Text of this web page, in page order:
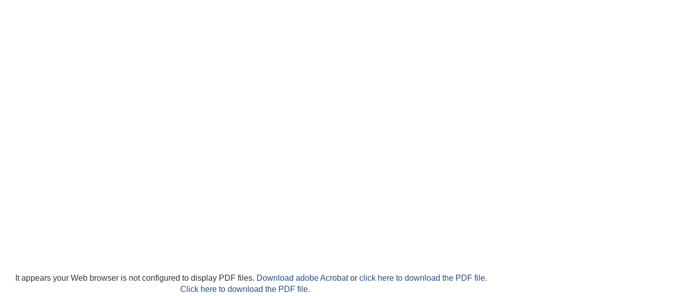
It appears your Web browser is not configured to display PDF files. Download adobe Acrobator click here to download the PDF file.
Click here to download the PDF file.